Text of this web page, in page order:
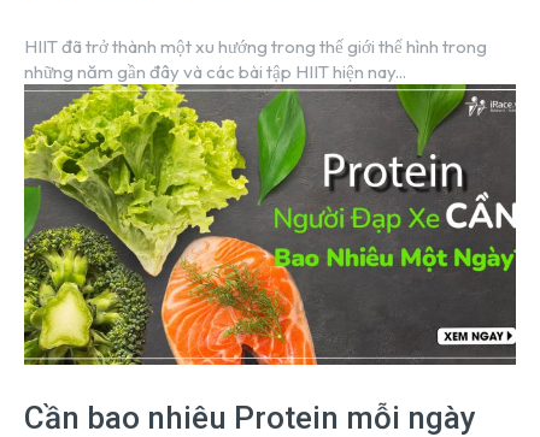
HIIT đã trở thành một xu hướng trong thế giới thể hình trong
những năm gần đây và các bài tập HIIT hiện nay...
Cần bao nhiêu Protein mỗi ngày